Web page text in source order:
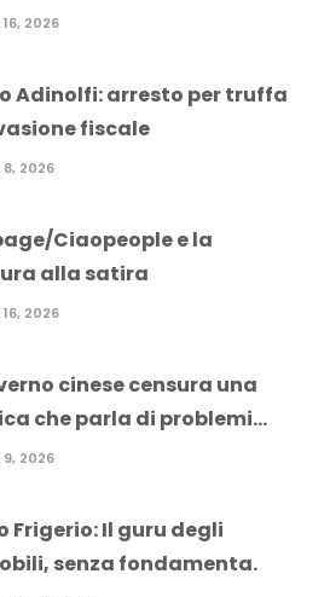
2026
Adinolfi: arresto per truffa
fiscale
2026
Ciaopeople e la
alla satira
2026
cinese censura una
che parla di problemi...
2026
Frigerio: Il guru degli
senza fondamenta.